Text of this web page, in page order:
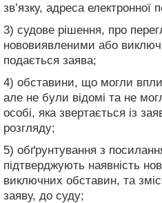
зв’язку, адреса електронної
3) судове рішення, про
нововиявленими або
подається заява;
4) обставини, що могли
але не були відомі та не
особі, яка звертається із
розгляду;
5) обґрунтування з
підтверджують наявність
виключних обставин, та
заяву, до суду;